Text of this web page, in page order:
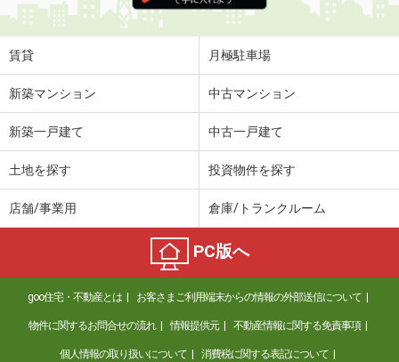
住 所
岐阜県岐阜市下鵜飼
専有面積
岐阜県羽島郡笠松町中野
岐阜県各務原市蘇原持田町５丁目
4.50万円
住 所
岐阜県各務原市蘇原持田町５丁目
専有面積 58.53m²
間取り
2LDK
岐阜県羽島郡岐南町野中５丁目
賃貸 月極駐車場
新築マンション 中古マンション
新築一戸建て 中古一戸建て
土地を探す 投資物件を探す
店舗/事業用 倉庫/トランクルーム
PC版へ
goo住宅・不動産とは お客さまご利用端末からの情報の外部送信について
物件に関するお問合せの流れ 情報提供元 不動産情報に関する免責事項
個人情報の取り扱いについて 消費税に関する表記について